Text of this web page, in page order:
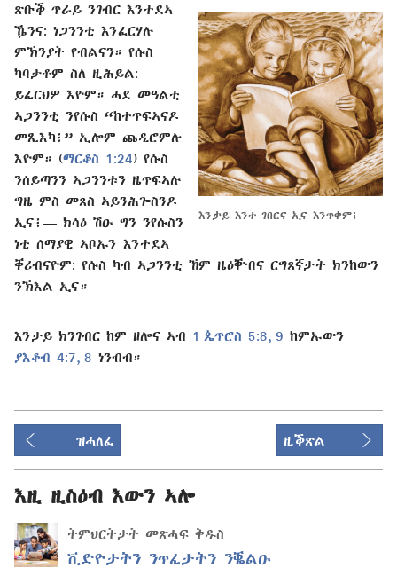
እንታይ እንተ ገበርና ኢና እንጥቀም፧
ጽቡቕ ጥራይ ንገብር እንተደኣ
ዄንና: ነጋንንቲ እንፈርሃሉ
ምኽንያት የብልናን። የሱስ
ካባታቶም ስለ ዚሕይል:
ይፈርህዎ እዮም። ሓደ መዓልቲ
ኣጋንንቲ ንየሱስ “ከተጥፍኣናዶ
መጺእካ፧” ኢሎም ጨዲሮምሉ
እዮም። (ማርቆስ 1:24) የሱስ
ንሰይጣንን ኣጋንንቱን ዜጥፍኣሉ
ግዜ ምስ መጸስ ኣይንሕጐስንዶ
ኢና፧⁠— ክሳዕ ሽዑ ግን ንየሱስን
ነቲ ሰማያዊ ኣቦኡን እንተደኣ
ቐሪብናዮም: የሱስ ካብ ኣጋንንቲ ኸም ዜዕቝበና ርግጸኛታት ክንከውን
ንኽእል ኢና።
እንታይ ክንገብር ከም ዘሎና ኣብ 1 ጴጥሮስ 5:8, 9 ከምኡውን
ያእቆብ 4:7, 8 ነንብብ።
ዝሓለፈ ዚቕጽል
እዚ ዚስዕብ እውን ኣሎ
ትምህርትታት መጽሓፍ ቅዱስ
ቪድዮታትን ንጥፈታትን ንቘልዑ